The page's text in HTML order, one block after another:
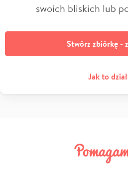
swoich bliskich lub
Stwórz zbiórkę -
Jak to